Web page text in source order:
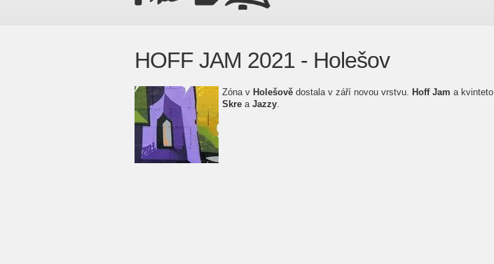
HOFF JAM 2021 - Holešov
Zóna v Holešově dostala v září novou vrstvu. Hoff Jam a kvinteto
Skre a Jazzy.